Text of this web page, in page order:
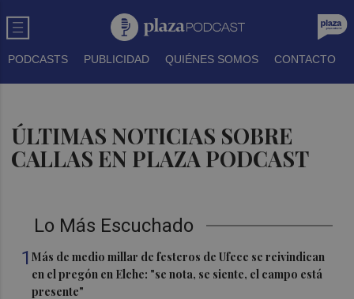
PODCASTS PUBLICIDAD QUIÉNES SOMOS CONTACTO
ÚLTIMAS NOTICIAS SOBRE
CALLAS EN PLAZA PODCAST
Lo Más Escuchado
1Más de medio millar de festeros de Ufece se reivindican
en el pregón en Elche: "se nota, se siente, el campo está
presente"